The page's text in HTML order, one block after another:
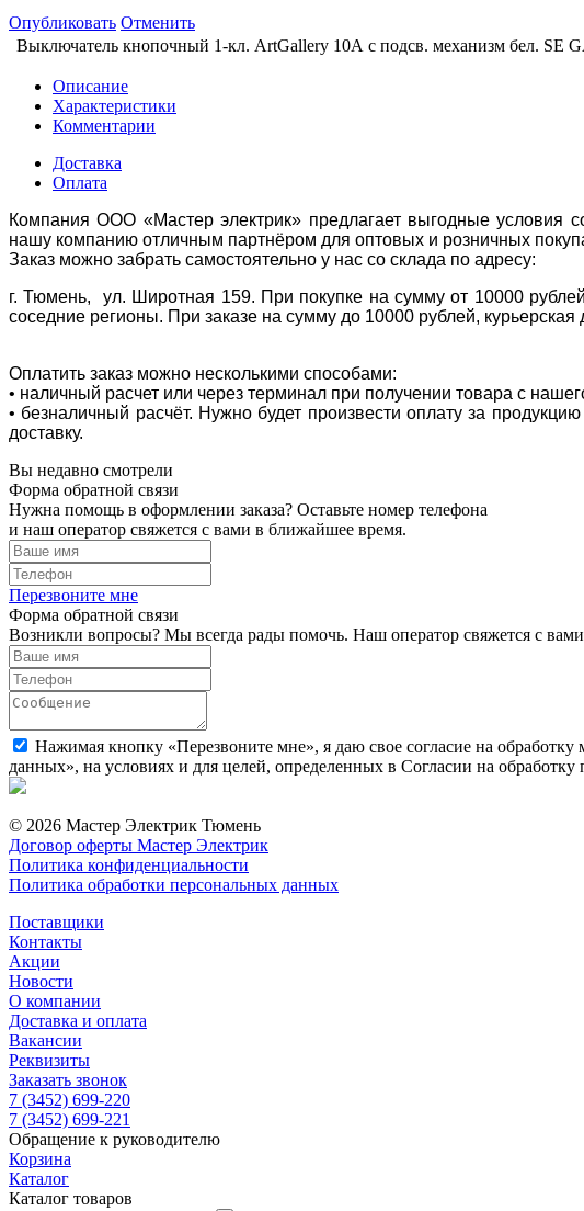
Опубликовать Отменить
Выключатель кнопочный 1-кл. ArtGallery 10А с подсв. механизм бел. SE
Описание
Характеристики
Комментарии
Доставка
Оплата
Компания ООО «Мастер электрик» предлагает выгодные условия
нашу компанию отличным партнёром для оптовых и розничных
Заказ можно забрать самостоятельно у нас со склада по адресу:
г. Тюмень, ул. Широтная 159. При покупке на сумму от 10000
соседние регионы. При заказе на сумму до 10000 рублей,
Оплатить заказ можно несколькими способами:
• наличный расчет или через терминал при получении товара с
• безналичный расчёт. Нужно будет произвести оплату за
доставку.
Вы недавно смотрели
Форма обратной связи
Нужна помощь в оформлении заказа? Оставьте номер телефона
и наш оператор свяжется с вами в ближайшее время.
Перезвоните мне
Форма обратной связи
Возникли вопросы? Мы всегда рады помочь. Наш оператор свяжется с
Нажимая кнопку «Перезвоните мне», я даю свое согласие на
данных», на условиях и для целей, определенных в Согласии на
© 2026 Мастер Электрик Тюмень
Договор оферты Мастер Электрик
Политика конфиденциальности
Политика обработки персональных данных
Поставщики
Контакты
Акции
Новости
О компании
Доставка и оплата
Вакансии
Реквизиты
Заказать звонок
7 (3452) 699-220
7 (3452) 699-221
Обращение к руководителю
Корзина
Каталог
Каталог товаров